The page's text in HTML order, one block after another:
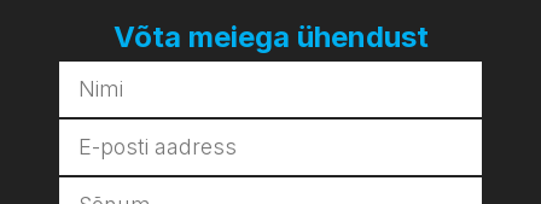
Võta meiega ühendust